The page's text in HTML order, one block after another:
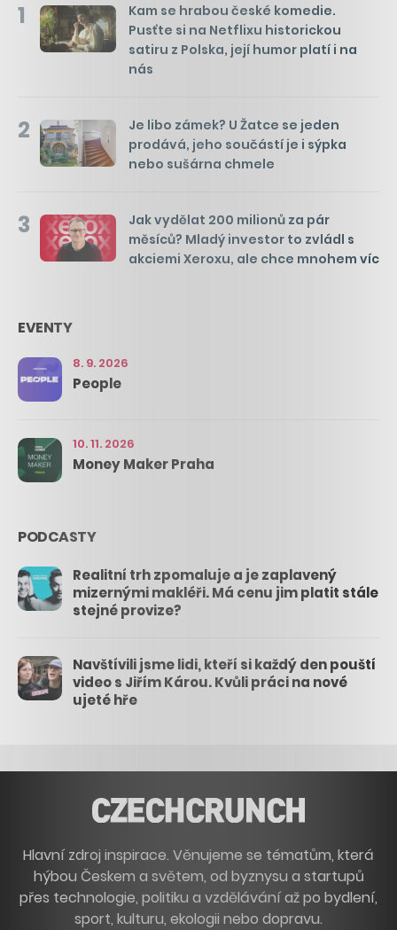
1
Kam se hrabou české komedie.
Pusťte si na Netflixu historickou
satiru z Polska, její humor platí i na
nás
2
Je libo zámek? U Žatce se jeden
prodává, jeho součástí je i sýpka
nebo sušárna chmele
3
Jak vydělat 200 milionů za pár
měsíců? Mladý investor to zvládl s
akciemi Xeroxu, ale chce mnohem víc
EVENTY
8. 9. 2026
People
10. 11. 2026
Money Maker Praha
PODCASTY
Realitní trh zpomaluje a je zaplavený
mizernými makléři. Má cenu jim platit stále
stejné provize?
Navštívili jsme lidi, kteří si každý den pouští
video s Jiřím Károu. Kvůli práci na nové
ujeté hře
Hlavní zdroj inspirace. Věnujeme se tématům, která
hýbou Českem a světem, od byznysu a startupů
přes technologie, politiku a vzdělávání až po bydlení,
sport, kulturu, ekologii nebo dopravu.